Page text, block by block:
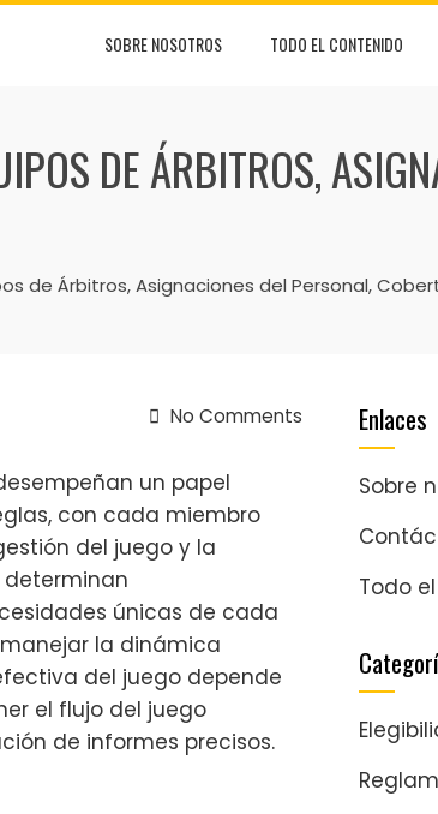
SOBRE NOSOTROS TODO EL CONTENIDO
DE ÁRBITROS,
de Árbitros, Asignaciones del Personal,
No Comments
un papel
con cada miembro
del juego y la
determinan
únicas de cada
la dinámica
del juego depende
el flujo del juego
de informes precisos.
Enlaces
Sobre
Todo